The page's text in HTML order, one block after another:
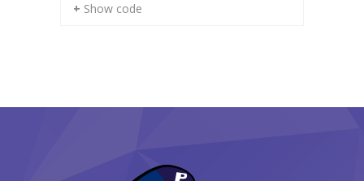
+ Show code